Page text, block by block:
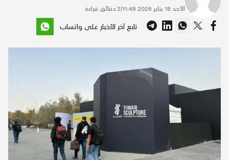
الأحد 18 يناير 2026 11:48 |
2 دقائق قراءة
تابع آخر الأخبار على واتساب